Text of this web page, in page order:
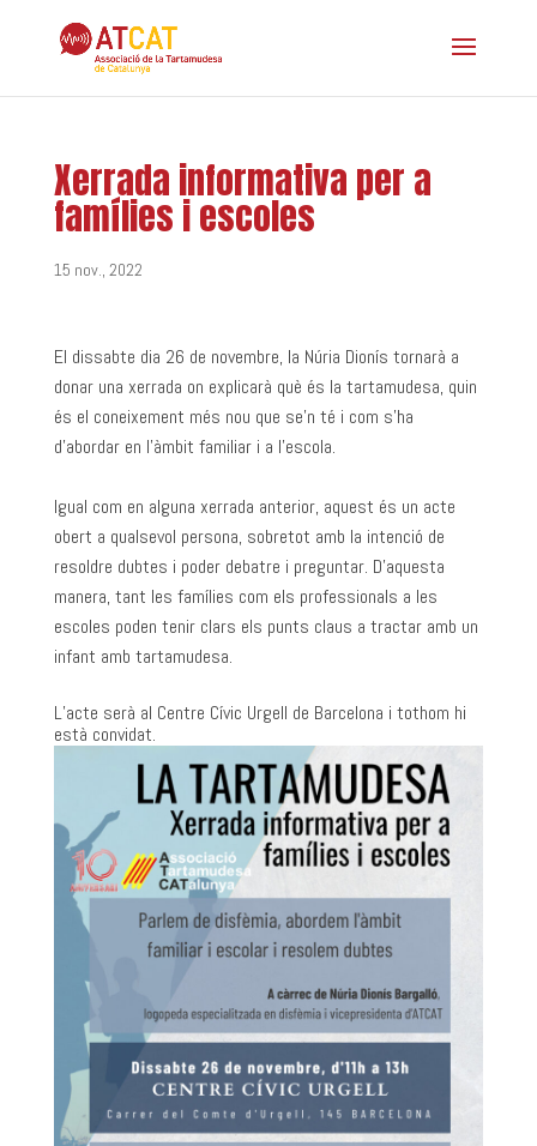
Xerrada informativa per a
famílies i escoles
15 nov., 2022
El dissabte dia 26 de novembre, la Núria Dionís tornarà a
donar una xerrada on explicarà què és la tartamudesa, quin
és el coneixement més nou que se’n té i com s’ha
d’abordar en l’àmbit familiar i a l’escola.
Igual com en alguna xerrada anterior, aquest és un acte
obert a qualsevol persona, sobretot amb la intenció de
resoldre dubtes i poder debatre i preguntar. D’aquesta
manera, tant les famílies com els professionals a les
escoles poden tenir clars els punts claus a tractar amb un
infant amb tartamudesa.
L’acte serà al Centre Cívic Urgell de Barcelona i tothom hi
està convidat.